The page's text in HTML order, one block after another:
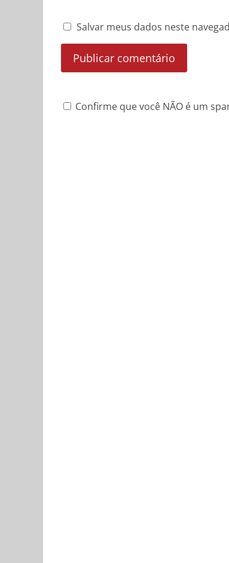
Salvar meus dados neste
Confirme que você NÃO é um